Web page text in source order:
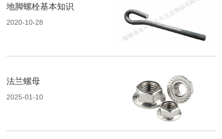
地脚螺栓基本知识
2020-10-28
法兰螺母
2025-01-10